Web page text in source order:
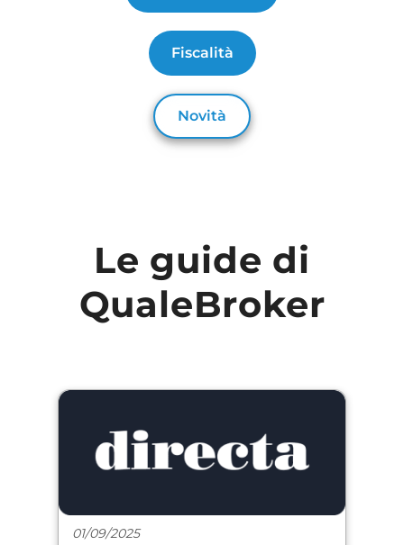
Fiscalità
Novità
Le guide di
QualeBroker
01/09/2025